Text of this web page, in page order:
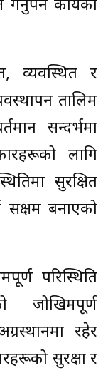
कार्यका
व्यवस्थित र
तालिम
सन्दर्भमा
लागि
सुरक्षित
सक्षम बनाएको
परिस्थिति
जोखिमपूर्ण
रहेर
सुरक्षा र